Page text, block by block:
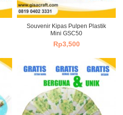
Souvenir Kipas Pulpen Plastik
Mini GSC50
Rp3,500